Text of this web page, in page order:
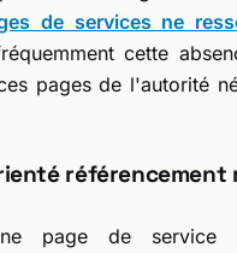
de services ne
cette
pages de l'autorité
référencement
page de service